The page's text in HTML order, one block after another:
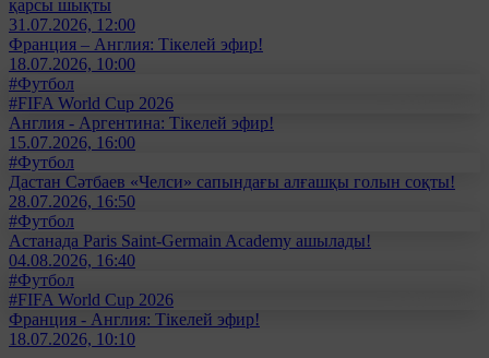
қарсы шықты
31.07.2026, 12:00
Франция – Англия: Тікелей эфир!
18.07.2026, 10:00
#Футбол
#FIFA World Cup 2026
Англия - Аргентина: Тікелей эфир!
15.07.2026, 16:00
#Футбол
Дастан Сәтбаев «Челси» сапындағы алғашқы голын соқты!
28.07.2026, 16:50
#Футбол
Астанада Paris Saint-Germain Academy ашылады!
04.08.2026, 16:40
#Футбол
#FIFA World Cup 2026
Франция - Англия: Тікелей эфир!
18.07.2026, 10:10